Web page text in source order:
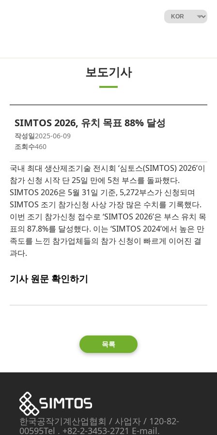
보도기사
SIMTOS 2026, 유치 목표 88% 달성
작성일2025-06-09
조회수460
국내 최대 생산제조기술 전시회 ‘심토스(SIMTOS) 2026’이
참가 신청 시작 단 25일 만에 5천 부스를 돌파했다.
SIMTOS 2026은 5월 31일 기준, 5,272부스가 신청되며
SIMTOS 조기 참가신청 사상 가장 많은 수치를 기록했다.
이번 조기 참가신청 접수로 ‘SIMTOS 2026’은 부스 유치 목
표의 87.8%를 달성했다. 이는 ‘SIMTOS 2024’에서 높은 만
족도를 느낀 참가업체들의 참가 신청이 빠르게 이어진 결
과다.
기사 원문 확인하기
목록
한국공작기계산업협회 / 사업자 / 120-82-
00595Tel . +82-2-3453-2721 E-mail.